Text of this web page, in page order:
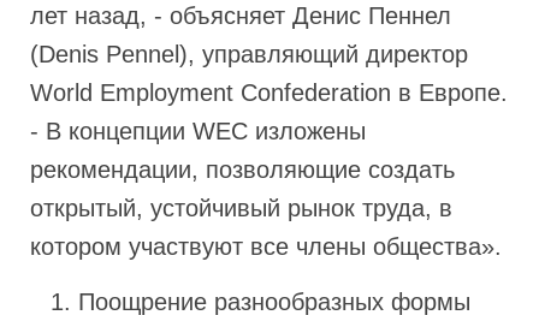
лет назад, - объясняет Денис Пеннел
(Denis Pennel), управляющий директор
World Employment Confederation в Европе.
- В концепции WEC изложены
рекомендации, позволяющие создать
открытый, устойчивый рынок труда, в
котором участвуют все члены общества».
Поощрение разнообразных формы